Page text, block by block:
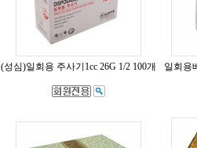
(성심)일회용 주사기1cc 26G 1/2 100개 일회용